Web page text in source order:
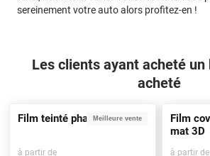
sereinement votre auto alors profitez-en !
Les clients ayant acheté
acheté
Meilleure vente
Film teinté phare noir clair
à partir de
Film
mat 3D
à partir de